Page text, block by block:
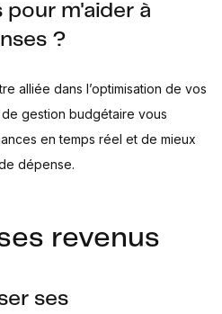
pour m'aider à
?
alliée dans l’optimisation de vos
gestion budgétaire vous
en temps réel et de mieux
dépense.
revenus
ses